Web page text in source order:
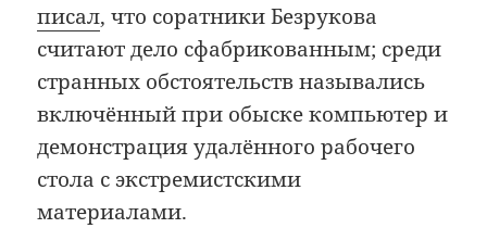
писал, что соратники Безрукова
считают дело сфабрикованным; среди
странных обстоятельств назывались
включённый при обыске компьютер и
демонстрация удалённого рабочего
стола с экстремистскими
материалами.